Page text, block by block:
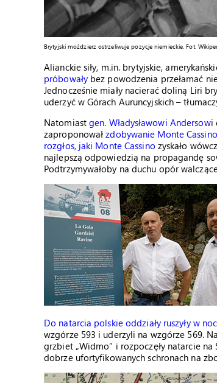
Brytyjski moździerz ostrzeliwuje pozycje niemieckie. Fot.
Alianckie siły, m.in. brytyjskie,
próbowałybez powodzenia przełamać
Jednocześnie miały nacierać doliną Liri
uderzyć w Górach Auruncyjskich –
Natomiast gen. Władysławowi Andersowi
zaproponowałzdobywanie Monte Cassino
rozgłos, jaki Monte Cassino zyskało
najlepszą odpowiedzią na propagandę
Podtrzymywałoby na duchu opór
Do natarcia polskie oddziały ruszyły w
wzgórze 593 i uderzyli na wzgórze 569.
grzbiet „Widmo” i rozpoczęły natarcie
dobrze ufortyfikowanych schronach na